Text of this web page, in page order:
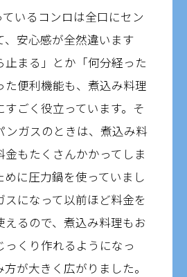
いるコンロは全口にセン
、安心感が全然違います
止まる」とか「何分経った
た便利機能も、煮込み料理
すごく役立っています。そ
ンガスのときは、煮込み料
もたくさんかかってしま
めに圧力鍋を使っていまし
スになって以前ほど料金を
えるので、煮込み料理もお
っくり作れるようになっ
が大きく広がりました。